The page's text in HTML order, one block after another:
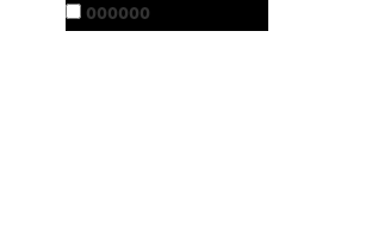
000000